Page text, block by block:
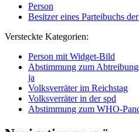
Person
Besitzer eines Parteibuchs
Versteckte Kategorien:
Person mit Widget-Bild
Abstimmung zum
ja
Volksverräter im Reichstag
Volksverräter in der spd
Abstimmung zum WHO-